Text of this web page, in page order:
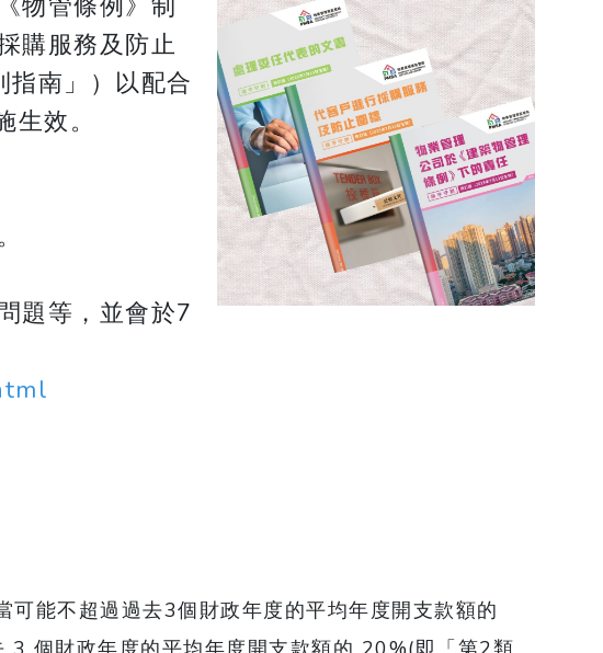
購服務及防止
南」）以配合
效。
題等，並會於7
能不超過過去3個財政年度的平均年度開支款額的